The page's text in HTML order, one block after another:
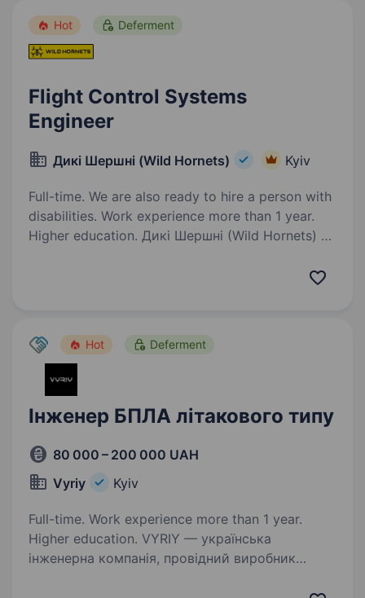
ми в пошуку Пілота-тестувальника…
Hot Deferment
Flight Control Systems
Engineer
Дикі Шершні (Wild Hornets) Kyiv
Full-time. We are also ready to hire a person with
disabilities. Work experience more than 1 year.
Higher education. Дикі Шершні (Wild Hornets) —
безпілотникам та захисту інфраструктури…
Hot Deferment
Інженер БПЛА літакового типу
80 000 – 200 000 UAH
Vyriy
Kyiv
Full-time. Work experience more than 1 year.
Higher education. VYRIY — українська
інженерна компанія, провідний виробник